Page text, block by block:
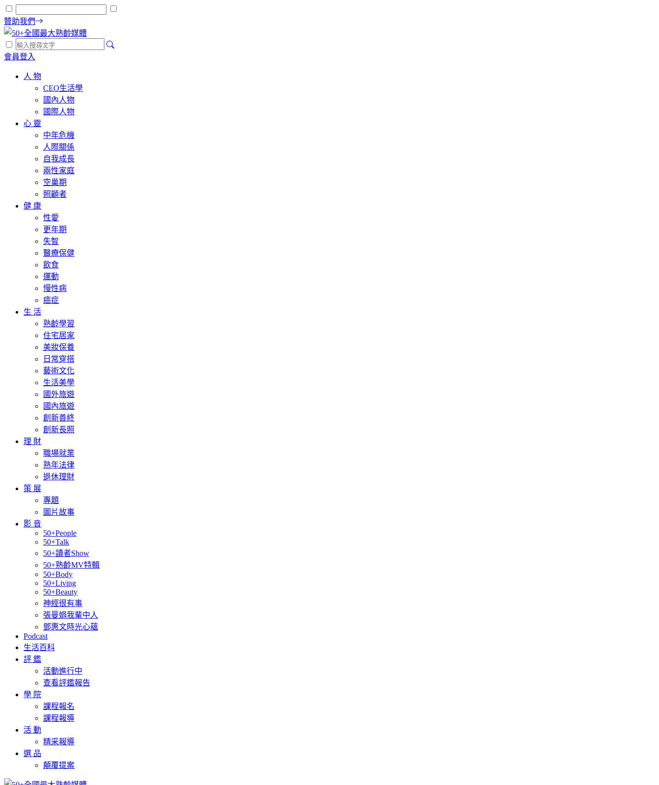
贊助我們
會員登入
人 物
CEO生活學
國內人物
國際人物
心 靈
中年危機
人際關係
自我成長
兩性家庭
空巢期
照顧者
健 康
性愛
更年期
失智
醫療保健
飲食
運動
慢性病
癌症
生 活
熟齡學習
住宅居家
美妝保養
日常穿搭
藝術文化
生活美學
國外旅遊
國內旅遊
創新善終
創新長照
理 財
職場就業
熟年法律
退休理財
策 展
專題
圖片故事
影 音
50+People
50+Talk
50+讀者Show
50+熟齡MV特輯
50+Body
50+Living
50+Beauty
神經很有事
張曼娟我輩中人
鄧惠文時光心蘊
Podcast
生活百科
評 鑑
活動進行中
查看評鑑報告
學 院
課程報名
課程報導
活 動
精采報導
選 品
顛覆提案